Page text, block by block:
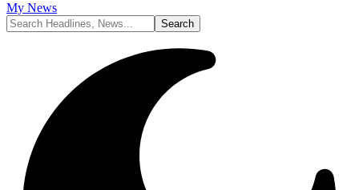
My News